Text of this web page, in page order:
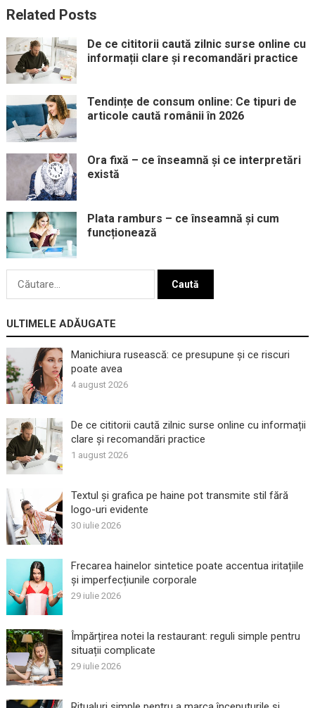
Related Posts
De ce cititorii caută zilnic surse online cu
informații clare și recomandări practice
Tendințe de consum online: Ce tipuri de
articole caută românii în 2026
Ora fixă – ce înseamnă și ce interpretări
există
Plata ramburs – ce înseamnă și cum
funcționează
Caută
ULTIMELE ADĂUGATE
Manichiura rusească: ce presupune și ce riscuri
poate avea
4 august 2026
De ce cititorii caută zilnic surse online cu informații
clare și recomandări practice
1 august 2026
Textul și grafica pe haine pot transmite stil fără
logo-uri evidente
30 iulie 2026
Frecarea hainelor sintetice poate accentua iritațiile
și imperfecțiunile corporale
29 iulie 2026
Împărțirea notei la restaurant: reguli simple pentru
situații complicate
29 iulie 2026